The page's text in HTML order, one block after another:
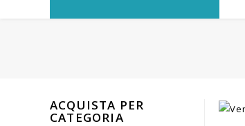
ACQUISTA PER
CATEGORIA